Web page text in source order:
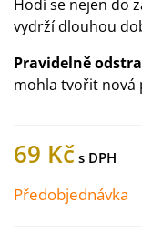
Hodí se nejen do
vydrží dlouhou
Pravidelně
mohla tvořit nová
69 Kč
Předobjednávka